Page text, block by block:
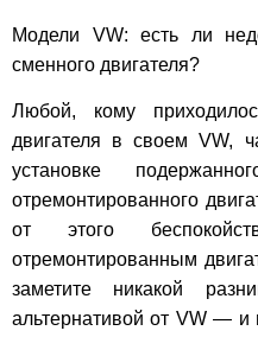
Модели VW: есть ли
сменного двигателя?
Любой, кому
двигателя в своем VW,
установке
отремонтированного
от этого
отремонтированным
заметите никакой
альтернативой от VW —